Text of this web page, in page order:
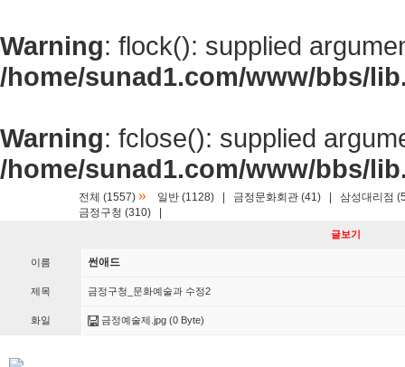
Warning: flock(): supplied
/home/sunad1.com/www/bbs/
Warning: fclose(): supplied
/home/sunad1.com/www/bbs/
전체 (1557) » 일반 (1128) 금정문화회관 (41)
삼성대리점
금정구청 (310)
글보기
이름 썬애드
제목 금정구청_문화예술과 수정2
화일 금정예술제.jpg (0 Byte)